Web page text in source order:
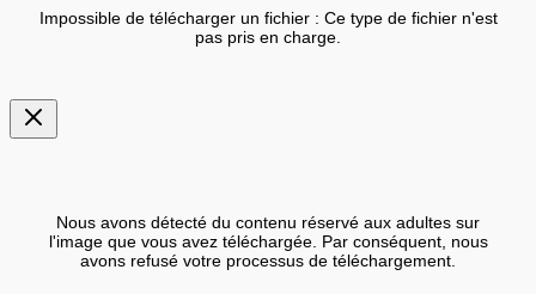
Impossible de télécharger un fichier : Ce type de fichier n'est
pas pris en charge.
Nous avons détecté du contenu réservé aux adultes sur
l'image que vous avez téléchargée. Par conséquent, nous
avons refusé votre processus de téléchargement.